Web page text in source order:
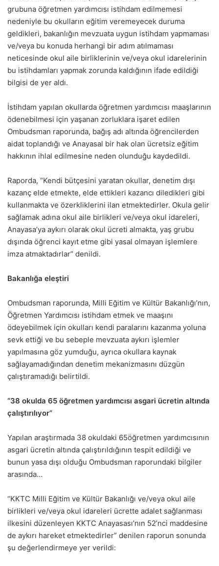
grubuna öğretmen yardımcısı istihdam edilmemesi
nedeniyle bu okulların eğitim veremeyecek duruma
geldikleri, bakanlığın mevzuata uygun istihdam yapmaması
ve/veya bu konuda herhangi bir adım atılmaması
neticesinde okul aile birliklerinin ve/veya okul idarelerinin
bu istihdamları yapmak zorunda kaldığının ifade edildiği
bilgisi de yer aldı.
İstihdam yapılan okullarda öğretmen yardımcısı maaşlarının
ödenebilmesi için yaşanan zorluklara işaret edilen
Ombudsman raporunda, bağış adı altında öğrencilerden
aidat toplandığı ve Anayasal bir hak olan ücretsiz eğitim
hakkının ihlal edilmesine neden olunduğu kaydedildi.
Raporda, “Kendi bütçesini yaratan okullar, denetim dışı
kazanç elde etmekte, elde ettikleri kazancı diledikleri gibi
kullanmakta ve özerkliklerini ilan etmektedirler. Okula gelir
sağlamak adına okul aile birlikleri ve/veya okul idareleri,
Anayasa’ya aykırı olarak okul ücreti almakta, yaş grubu
dışında öğrenci kayıt etme gibi yasal olmayan işlemlere
imza atmaktadırlar” denildi.
Bakanlığa eleştiri
Ombudsman raporunda, Milli Eğitim ve Kültür Bakanlığı’nın,
Öğretmen Yardımcısı istihdam etmek ve maaşını
ödeyebilmek için okulları kendi paralarını kazanma yoluna
sevk ettiği ve bu sebeple mevzuata aykırı işlemler
yapılmasına göz yumduğu, ayrıca okullara kaynak
sağlayamadığından denetim mekanizmasını düzgün
çalıştıramadığı belirtildi.
“38 okulda 65 öğretmen yardımcısı asgari ücretin altında
çalıştırılıyor”
Yapılan araştırmada 38 okuldaki 65öğretmen yardımcısının
asgari ücretin altında çalıştırıldığının tespit edildiği ve
bunun yasa dışı olduğu Ombudsman raporundaki bilgiler
arasında…
“KKTC Milli Eğitim ve Kültür Bakanlığı ve/veya okul aile
birlikleri ve/veya okul idareleri ücrette adalet sağlanması
ilkesini düzenleyen KKTC Anayasası’nın 52’nci maddesine
de aykırı hareket etmektedirler” denilen raporun sonunda
şu değerlendirmeye yer verildi: